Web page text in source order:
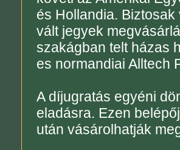
és Hollandia.
vált jegyek
szakágban telt házas
es normandiai Alltech
A díjugratás egyéni
eladásra. Ezen
után vásárolhatják